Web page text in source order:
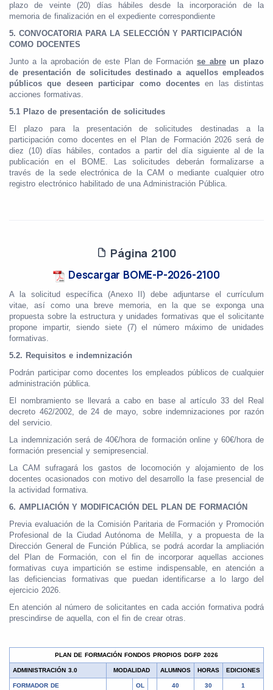
plazo de veinte (20) días hábiles desde la incorporación de la
memoria de finalización en el expediente correspondiente
5. CONVOCATORIA PARA LA SELECCIÓN Y PARTICIPACIÓN
COMO DOCENTES
Junto a la aprobación de este Plan de Formaciónse abreun plazo
de presentación de solicitudes destinado a aquellos empleados
públicos que deseen participar como docentesen las distintas
acciones formativas.
5.1 Plazo de presentación de solicitudes
El plazo para la presentación de solicitudes destinadas a la
participación como docentes en el Plan de Formación 2026 será de
diez (10) días hábiles, contados a partir del día siguiente al de la
publicación en el BOME. Las solicitudes deberán formalizarse a
través de la sede electrónica de la CAM o mediante cualquier otro
registro electrónico habilitado de una Administración Pública.
Página 2100
Descargar BOME-P-2026-2100
A la solicitud específica (Anexo II) debe adjuntarse el currículum
vitae, así como una breve memoria, en la que se exponga una
propuesta sobre la estructura y unidades formativas que el solicitante
propone impartir, siendo siete (7) el número máximo de unidades
formativas.
5.2. Requisitos e indemnización
Podrán participar como docentes los empleados públicos de cualquier
administración pública.
El nombramiento se llevará a cabo en base al artículo 33 del Real
decreto 462/2002, de 24 de mayo, sobre indemnizaciones por razón
del servicio.
La indemnización será de 40€/hora de formación online y 60€/hora de
formación presencial y semipresencial.
La CAM sufragará los gastos de locomoción y alojamiento de los
docentes ocasionados con motivo del desarrollo la fase presencial de
la actividad formativa.
6. AMPLIACIÓN Y MODIFICACIÓN DEL PLAN DE FORMACIÓN
Previa evaluación de la Comisión Paritaria de Formación y Promoción
Profesional de la Ciudad Autónoma de Melilla, y a propuesta de la
Dirección General de Función Pública, se podrá acordar la ampliación
del Plan de Formación, con el fin de incorporar aquellas acciones
formativas cuya impartición se estime indispensable, en atención a
las deficiencias formativas que puedan identificarse a lo largo del
ejercicio 2026.
En atención al número de solicitantes en cada acción formativa podrá
prescindirse de aquella, con el fin de crear otras.
PLAN DE FORMACIÓN FONDOS PROPIOS DGFP 2026
ADMINISTRACIÓN 3.0 MODALIDAD ALUMNOS HORAS EDICIONES
FORMADOR DE
OL 40 30 1